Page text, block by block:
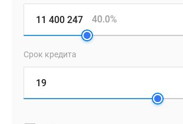
40.0%
Срок кредита